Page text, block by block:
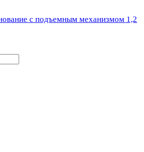
с подъемным механизмом 1,2